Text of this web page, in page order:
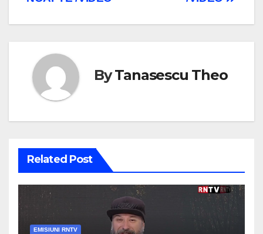
ByTanasescu Theo
Related Post
EMISIUNI RNTV